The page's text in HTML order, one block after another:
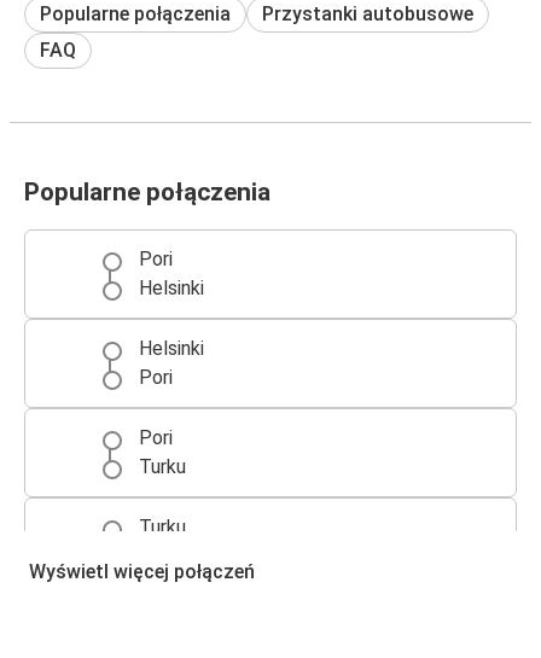
Popularne połączenia
Przystanki autobusowe
FAQ
Popularne połączenia
Pori
Helsinki
Helsinki
Pori
Pori
Turku
Turku
Wyświetl więcej połączeń